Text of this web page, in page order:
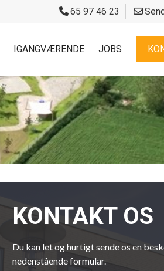
65 97 46 23
IGANGVÆRENDE JOBS
KONTAKT OS
Du kan let og hurtigt sende os en
nedenstående formular.